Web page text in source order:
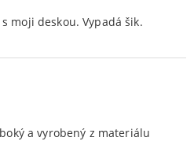
moji deskou. Vypadá šik.
a vyrobený z materiálu